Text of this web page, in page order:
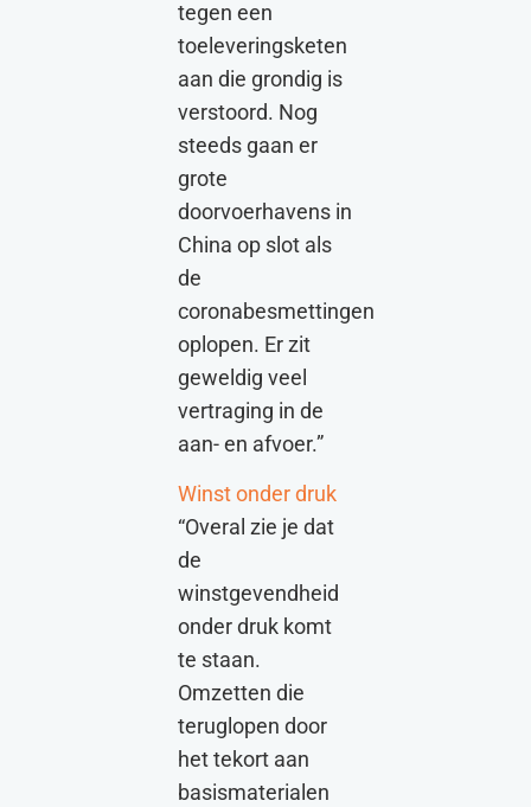
tegen een
toeleveringsketen
aan die grondig is
verstoord. Nog
steeds gaan er
grote
doorvoerhavens in
China op slot als
de
coronabesmettingen
oplopen. Er zit
geweldig veel
vertraging in de
aan- en afvoer.”
Winst onder druk
“Overal zie je dat
de
winstgevendheid
onder druk komt
te staan.
Omzetten die
teruglopen door
het tekort aan
basismaterialen